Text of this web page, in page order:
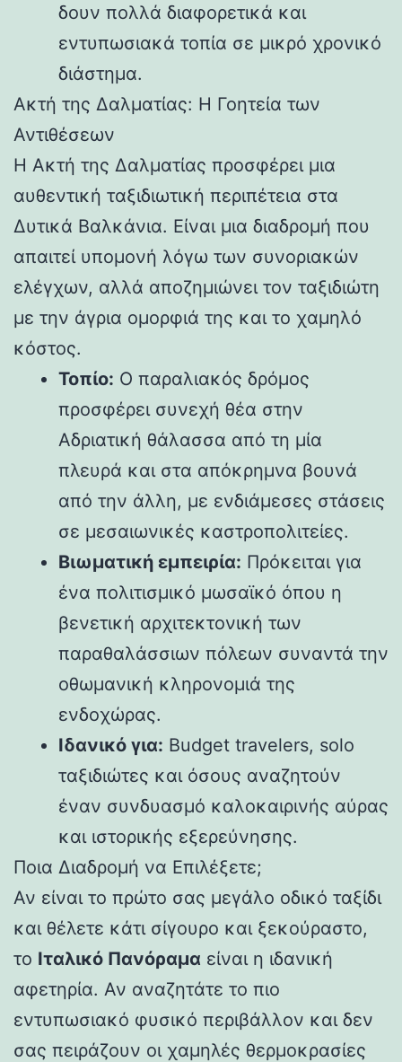
δουν πολλά διαφορετικά και
εντυπωσιακά τοπία σε μικρό χρονικό
διάστημα.
Ακτή της Δαλματίας: Η Γοητεία των
Αντιθέσεων
Η Ακτή της Δαλματίας προσφέρει μια
αυθεντική ταξιδιωτική περιπέτεια στα
Δυτικά Βαλκάνια. Είναι μια διαδρομή που
απαιτεί υπομονή λόγω των συνοριακών
ελέγχων, αλλά αποζημιώνει τον ταξιδιώτη
με την άγρια ομορφιά της και το χαμηλό
κόστος.
Τοπίο: Ο παραλιακός δρόμος
προσφέρει συνεχή θέα στην
Αδριατική θάλασσα από τη μία
πλευρά και στα απόκρημνα βουνά
από την άλλη, με ενδιάμεσες στάσεις
σε μεσαιωνικές καστροπολιτείες.
Βιωματική εμπειρία: Πρόκειται για
ένα πολιτισμικό μωσαϊκό όπου η
βενετική αρχιτεκτονική των
παραθαλάσσιων πόλεων συναντά την
οθωμανική κληρονομιά της
ενδοχώρας.
Ιδανικό για: Budget travelers, solo
ταξιδιώτες και όσους αναζητούν
έναν συνδυασμό καλοκαιρινής αύρας
και ιστορικής εξερεύνησης.
Ποια Διαδρομή να Επιλέξετε;
Αν είναι το πρώτο σας μεγάλο οδικό ταξίδι
και θέλετε κάτι σίγουρο και ξεκούραστο,
το Ιταλικό Πανόραμα είναι η ιδανική
αφετηρία. Αν αναζητάτε το πιο
εντυπωσιακό φυσικό περιβάλλον και δεν
σας πειράζουν οι χαμηλές θερμοκρασίες